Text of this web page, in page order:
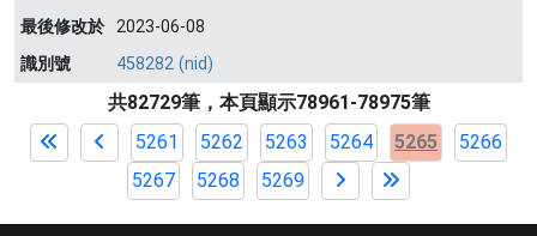
最後修改於 2023-06-08
識別號
458282 (nid)
共82729筆，本頁顯示78961-78975筆
5261
5262 5263 5264 5265
5266
5267
5268 5269